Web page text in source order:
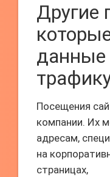
Другие
данные
Посещения
компании. Их
адресам,
на
страницах,